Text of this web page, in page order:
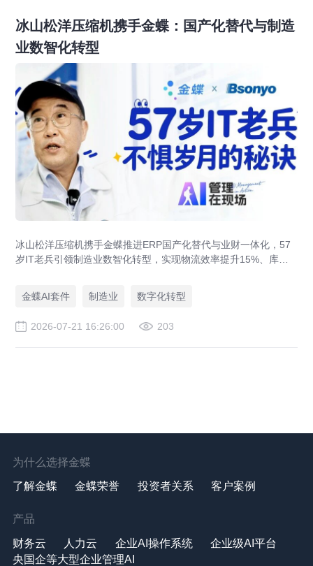
冰山松洋压缩机携手金蝶：国产化替代与制造
业数智化转型
冰山松洋压缩机携手金蝶推进ERP国产化替代与业财一体化，57
岁IT老兵引领制造业数智化转型，实现物流效率提升15%、库存
金蝶AI套件
制造业 数字化转型
2026-07-21 16:26:00 203
为什么选择金蝶
了解金蝶 金蝶荣誉 投资者关系 客户案例
产品
财务云 人力云 企业AI操作系统
企业级AI平台
央国企等大型企业管理AI